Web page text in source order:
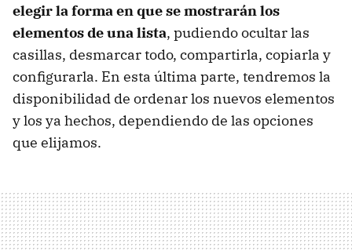
elegir la forma en que se mostrarán los
elementos de una lista, pudiendo ocultar las
casillas, desmarcar todo, compartirla, copiarla y
configurarla. En esta última parte, tendremos la
disponibilidad de ordenar los nuevos elementos
y los ya hechos, dependiendo de las opciones
que elijamos.